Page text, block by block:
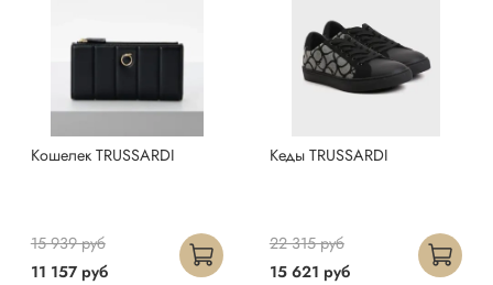
Кошелек TRUSSARDI
11 157 руб
15 939 руб
Кеды TRUSSARDI
15 621 руб
22 315 руб